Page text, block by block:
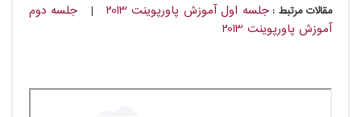
مقالات مرتبط :جلسه اول آموزش پاورپوینت 2013 | جلسه دوم
آموزش پاورپوینت 2013